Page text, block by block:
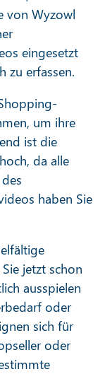
von Wyzowl
eingesetzt
zu erfassen.
um ihre
ist die
da alle
haben Sie
jetzt schon
ausspielen
oder
sich für
oder